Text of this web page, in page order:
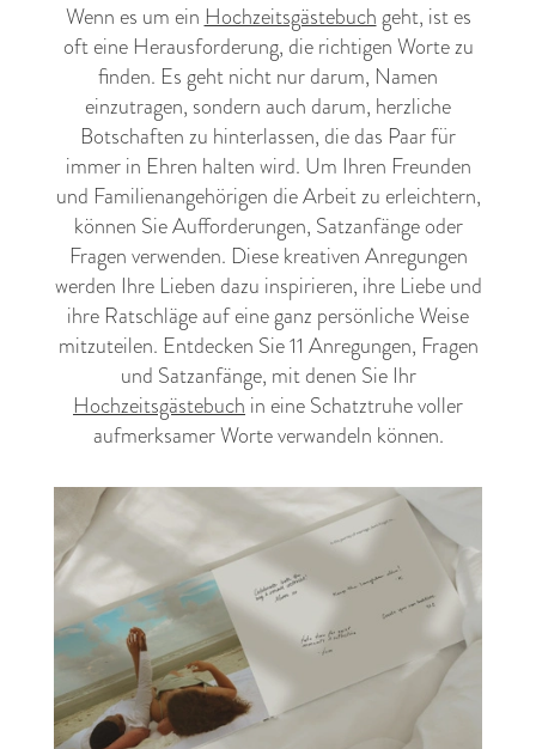
Wenn es um ein Hochzeitsgästebuchgeht, ist es
oft eine Herausforderung, die richtigen Worte zu
finden. Es geht nicht nur darum, Namen
einzutragen, sondern auch darum, herzliche
Botschaften zu hinterlassen, die das Paar für
immer in Ehren halten wird. Um Ihren Freunden
und Familienangehörigen die Arbeit zu erleichtern,
können Sie Aufforderungen, Satzanfänge oder
Fragen verwenden. Diese kreativen Anregungen
werden Ihre Lieben dazu inspirieren, ihre Liebe und
ihre Ratschläge auf eine ganz persönliche Weise
mitzuteilen. Entdecken Sie 11 Anregungen, Fragen
und Satzanfänge, mit denen Sie Ihr
Hochzeitsgästebuch in eine Schatztruhe voller
aufmerksamer Worte verwandeln können.